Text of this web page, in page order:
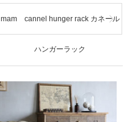
mam cannel hunger rack カネール
ハンガーラック